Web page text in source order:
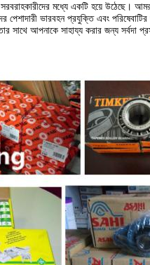
মধ্যে একটি হয়ে উঠেছে।
পেশাদারী ভারবহন প্রযুক্তি এবং
সাথে আপনাকে সাহায্য করার জন্য সর্বদা